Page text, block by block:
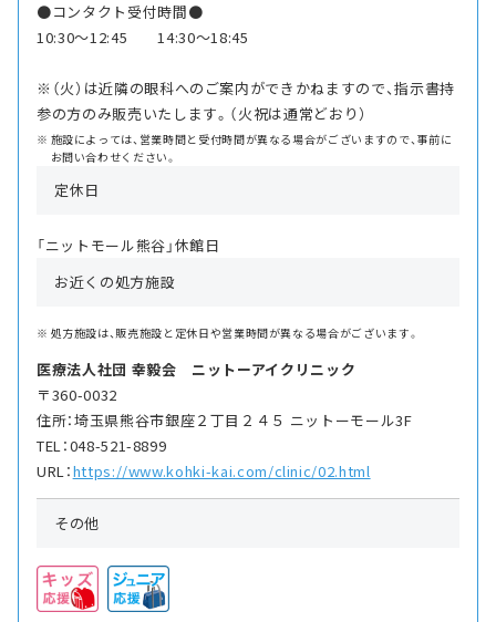
●コンタクト受付時間●
10:30〜12:45 14:30〜18:45
※（火）は近隣の眼科へのご案内ができかねますので、指示書持
参の方のみ販売いたします。（火祝は通常どおり）
施設によっては、営業時間と受付時間が異なる場合がございますので、事前に
お問い合わせください。
定休日
「ニットモール熊谷」休館日
お近くの処方施設
処方施設は、販売施設と定休日や営業時間が異なる場合がございます。
医療法人社団 幸毅会 ニットーアイクリニック
〒360-0032
住所：埼玉県熊谷市銀座２丁目２４５ ニットーモール3F
TEL：048-521-8899
URL：https://www.kohki-kai.com/clinic/02.html
その他